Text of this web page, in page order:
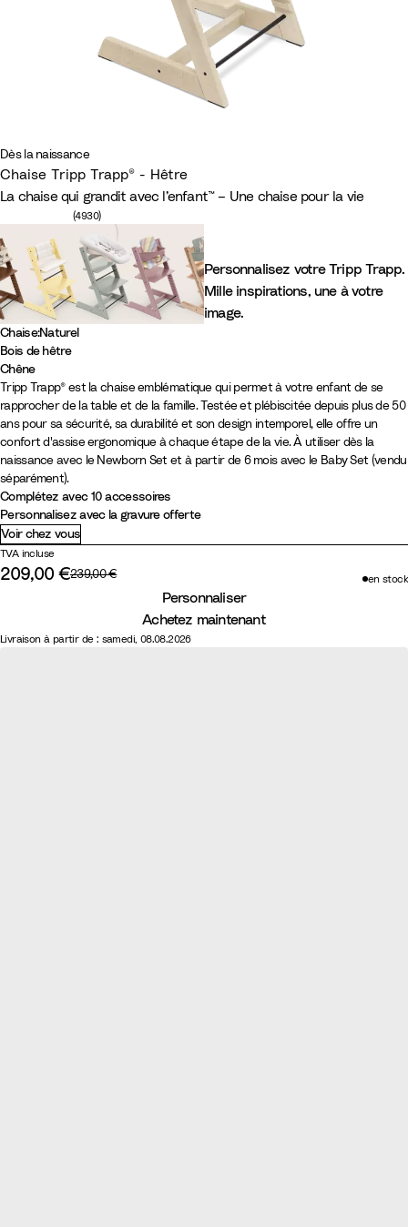
Dès la naissance
Chaise Tripp Trapp® - Hêtre
La chaise qui grandit avec l’enfant™ – Une chaise pour la vie
Nombre d'avis : 4930
(4930)
Personnalisez votre Tripp Trapp.
Mille inspirations, une à votre
image.
Chaise:Naturel
Bois de hêtre
N
a
t
r
e
l
N
o
i
B
a
c
B
a
c
h
i
G
r
i
t
e
m
p
ê
t
V
e
r
g
l
a
c
i
e
B
r
u
c
h
a
u
d
M
a
u
e
B
r
u
y
è
B
a
c
V
a
n
i
l
W
l
W
o
o
d
L
e
m
n
Y
e
l
l
o
C
a
s
m
e
r
e
G
r
Chêne
C
h
ê
e
N
a
t
r
C
h
ê
e
B
r
u
C
Tripp Trapp® est la chaise emblématique qui permet à votre enfant de se
rapprocher de la table et de la famille. Testée et plébiscitée depuis plus de 50
ans pour sa sécurité, sa durabilité et son design intemporel, elle offre un
confort d'assise ergonomique à chaque étape de la vie. À utiliser dès la
naissance avec le Newborn Set et à partir de 6 mois avec le Baby Set (vendu
séparément).
Complétez avec 10 accessoires
Personnalisez avec la gravure offerte
Voir chez vous
TVA incluse
Prix réduit :
209,00 €Prix d'origine :
239,00 € en stock
Personnaliser
Achetez maintenant
Livraison à partir de : samedi, 08.08.2026